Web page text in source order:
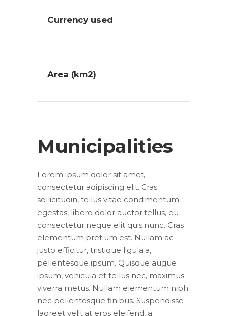
Currency used
Area (km2)
Municipalities
Lorem ipsum dolor sit amet,
consectetur adipiscing elit. Cras
sollicitudin, tellus vitae condimentum
egestas, libero dolor auctor tellus, eu
consectetur neque elit quis nunc. Cras
elementum pretium est. Nullam ac
justo efficitur, tristique ligula a,
pellentesque ipsum. Quisque augue
ipsum, vehicula et tellus nec, maximus
viverra metus. Nullam elementum nibh
nec pellentesque finibus. Suspendisse
laoreet velit at eros eleifend, a